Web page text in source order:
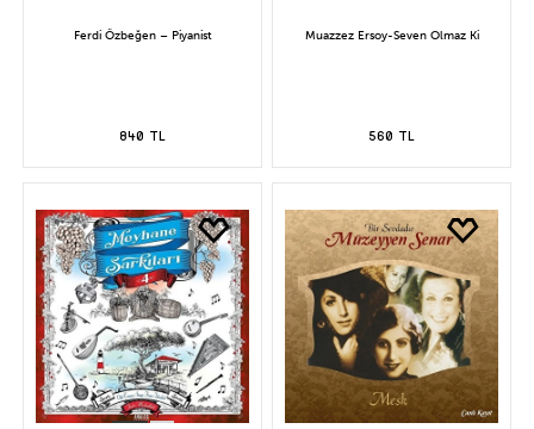
Ferdi Özbeğen – Piyanist
840 TL
Muazzez Ersoy-Seven Olmaz Ki
560 TL